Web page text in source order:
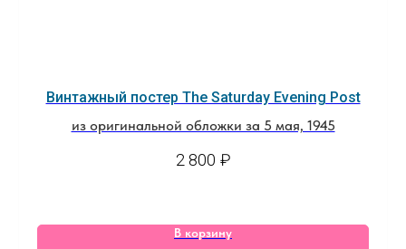
Винтажный постер The Saturday Evening Post
из оригинальной обложки за 5 мая, 1945
2 800 ₽
В корзину